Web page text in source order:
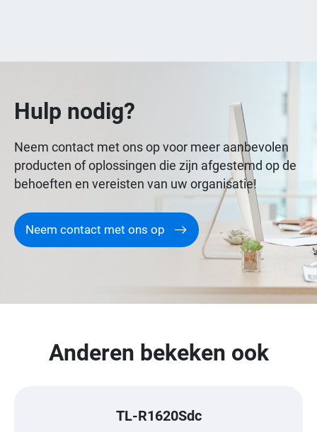
Hulp nodig?
Neem contact met ons op voor meer aanbevolen
producten of oplossingen die zijn afgestemd op de
behoeften en vereisten van uw organisatie!
Neem contact met ons op
Anderen bekeken ook
TL-R1620Sdc